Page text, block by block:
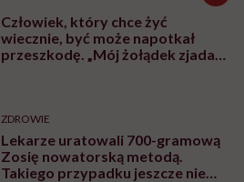
Człowiek, który chce żyć
wiecznie, być może napotkał
przeszkodę. „Mój żołądek zjada
ZDROWIE
Lekarze uratowali 700-gramową
Zosię nowatorską metodą.
Takiego przypadku jeszcze nie